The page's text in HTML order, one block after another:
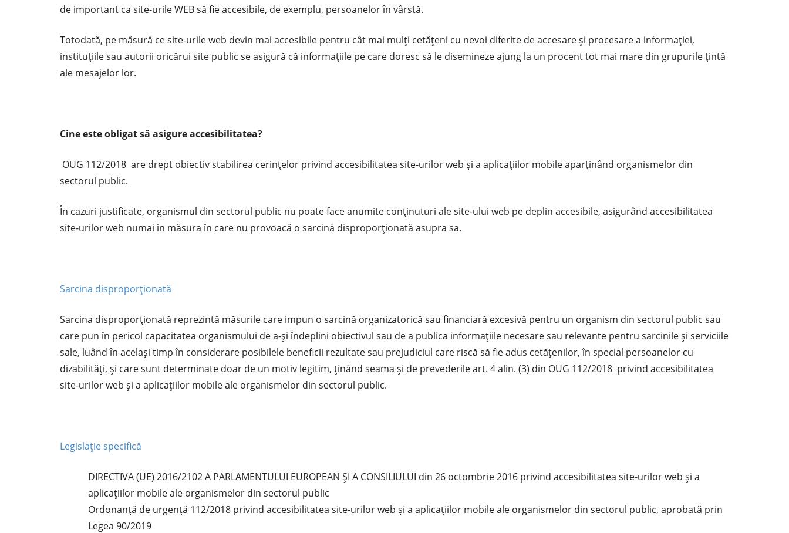
de important ca site-urile WEB să fie accesibile, de exemplu, persoanelor în vârstă.
Totodată, pe măsură ce site-urile web devin mai accesibile pentru cât mai mulți cetățeni cu nevoi diferite de accesare și procesare a informației,
instituțiile sau autorii oricărui site public se asigură că informațiile pe care doresc să le disemineze ajung la un procent tot mai mare din grupurile țintă
ale mesajelor lor.
Cine este obligat să asigure accesibilitatea?
OUG 112/2018 are drept obiectiv stabilirea cerinţelor privind accesibilitatea site-urilor web şi a aplicaţiilor mobile aparținând organismelor din
sectorul public.
În cazuri justificate, organismul din sectorul public nu poate face anumite conținuturi ale site-ului web pe deplin accesibile, asigurând accesibilitatea
site-urilor web numai în măsura în care nu provoacă o sarcină disproporționată asupra sa.
Sarcina disproporționată
Sarcina disproporționată reprezintă măsurile care impun o sarcină organizatorică sau financiară excesivă pentru un organism din sectorul public sau
care pun în pericol capacitatea organismului de a-şi îndeplini obiectivul sau de a publica informațiile necesare sau relevante pentru sarcinile şi serviciile
sale, luând în același timp în considerare posibilele beneficii rezultate sau prejudiciul care riscă să fie adus cetăţenilor, în special persoanelor cu
dizabilităţi, şi care sunt determinate doar de un motiv legitim, ţinând seama şi de prevederile art. 4 alin. (3) din OUG 112/2018 privind accesibilitatea
site-urilor web şi a aplicaţiilor mobile ale organismelor din sectorul public.
Legislație specifică
DIRECTIVA (UE) 2016/2102 A PARLAMENTULUI EUROPEAN ȘI A CONSILIULUI din 26 octombrie 2016 privind accesibilitatea site-urilor web și a
aplicațiilor mobile ale organismelor din sectorul public
Ordonanță de urgență 112/2018 privind accesibilitatea site-urilor web şi a aplicaţiilor mobile ale organismelor din sectorul public, aprobată prin
Legea 90/2019